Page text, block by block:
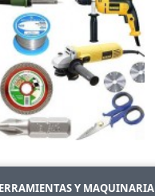
Y MAQUINARIA